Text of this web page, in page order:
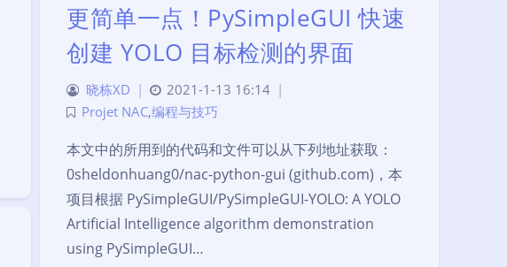
更简单一点！PySimpleGUI 快速
创建 YOLO 目标检测的界面
晓栋XD | 2021-1-13 16:14 |
Projet NAC,编程与技巧
本文中的所用到的代码和文件可以从下列地址获取：
0sheldonhuang0/nac-python-gui (github.com)，本
项目根据 PySimpleGUI/PySimpleGUI-YOLO: A YOLO
Artificial Intelligence algorithm demonstration
using PySimpleGUI…